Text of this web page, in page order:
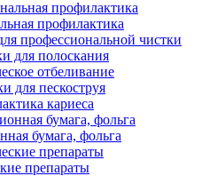
профилактика
профессиональной чистки
для полоскания
отбеливание
для пескоструя
кариеса
бумага, фольга
препараты